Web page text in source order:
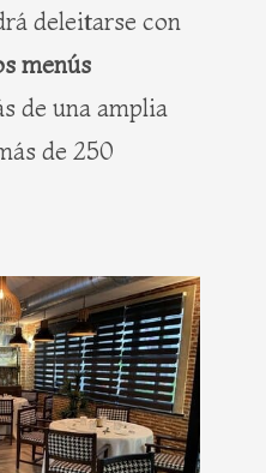
deleitarse con
menús
de una amplia
de 250